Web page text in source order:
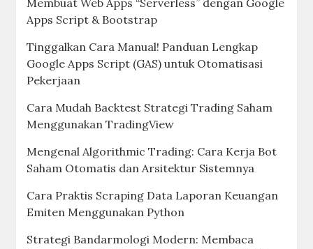
Membuat Web Apps “Serverless” dengan Google
Apps Script & Bootstrap
Tinggalkan Cara Manual! Panduan Lengkap
Google Apps Script (GAS) untuk Otomatisasi
Pekerjaan
Cara Mudah Backtest Strategi Trading Saham
Menggunakan TradingView
Mengenal Algorithmic Trading: Cara Kerja Bot
Saham Otomatis dan Arsitektur Sistemnya
Cara Praktis Scraping Data Laporan Keuangan
Emiten Menggunakan Python
Strategi Bandarmologi Modern: Membaca